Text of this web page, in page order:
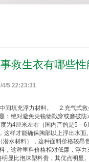
救生衣有哪些性
4/5 22:23:31
中间填充浮力材料。 2.充气式
：绝对避免尖锐物戳穿或磨破
为4厘米左右（国内产的是5－
这样才能确保胸部以上浮出水
水材料），这种面料价格较昂
，这种里料价格相对低廉，浮
显比泡沫塑料贵，其优点明显